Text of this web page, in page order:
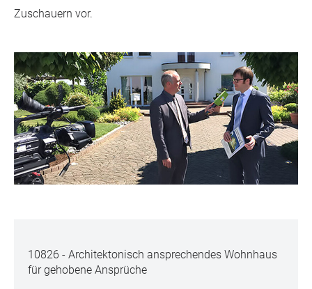
Zuschauern vor.
10826 - Architektonisch ansprechendes Wohnhaus
für gehobene Ansprüche